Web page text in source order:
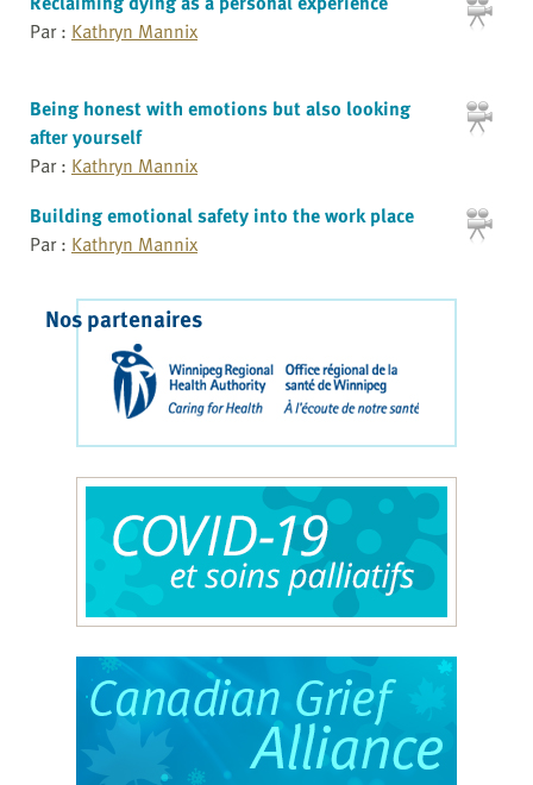
Par : Kathryn Mannix
Being honest with emotions but also looking
after yourself
Par : Kathryn Mannix
Building emotional safety into the work place
Par : Kathryn Mannix
Nos partenaires